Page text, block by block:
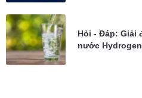
Hỏi - Đáp: Giải
nước Hydrogen